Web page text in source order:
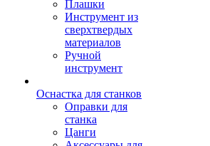
Плашки
Инструмент из
сверхтвердых
материалов
Ручной
инструмент
Оснастка для станков
Оправки для
станка
Цанги